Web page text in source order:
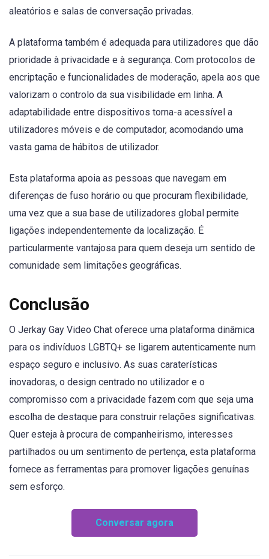
aleatórios e salas de conversação privadas.
A plataforma também é adequada para utilizadores que dão
prioridade à privacidade e à segurança. Com protocolos de
encriptação e funcionalidades de moderação, apela aos que
valorizam o controlo da sua visibilidade em linha. A
adaptabilidade entre dispositivos torna-a acessível a
utilizadores móveis e de computador, acomodando uma
vasta gama de hábitos de utilizador.
Esta plataforma apoia as pessoas que navegam em
diferenças de fuso horário ou que procuram flexibilidade,
uma vez que a sua base de utilizadores global permite
ligações independentemente da localização. É
particularmente vantajosa para quem deseja um sentido de
comunidade sem limitações geográficas.
Conclusão
O Jerkay Gay Video Chat oferece uma plataforma dinâmica
para os indivíduos LGBTQ+ se ligarem autenticamente num
espaço seguro e inclusivo. As suas caraterísticas
inovadoras, o design centrado no utilizador e o
compromisso com a privacidade fazem com que seja uma
escolha de destaque para construir relações significativas.
Quer esteja à procura de companheirismo, interesses
partilhados ou um sentimento de pertença, esta plataforma
fornece as ferramentas para promover ligações genuínas
sem esforço.
Conversar agora